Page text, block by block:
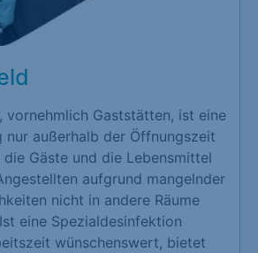
vornehmlich Gaststätten, ist eine
nur außerhalb der Öffnungszeit
Gäste und die Lebensmittel
aufgrund mangelnder
nicht in andere Räume
eine Spezialdesinfektion
wünschenswert, bietet